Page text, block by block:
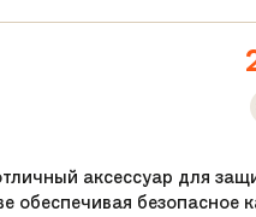
на руль
аксессуар для
обеспечивая безопасное